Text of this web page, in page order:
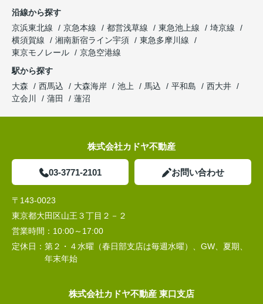
沿線から探す
京浜東北線
京急本線 都営浅草線 東急池上線
埼京線
横須賀線
湘南新宿ライン宇須
東急多摩川線
東京モノレール
京急空港線
駅から探す
大森
西馬込 大森海岸 池上 馬込 平和島
西大井
立会川
蒲田 蓮沼
株式会社カドヤ不動産
03-3771-2101 お問い合わせ
〒143-0023
東京都大田区山王３丁目２－２
営業時間： 10:00～17:00
定休日： 第２・４水曜（春日部支店は毎週水曜）、GW、夏期、
年末年始
株式会社カドヤ不動産 東口支店